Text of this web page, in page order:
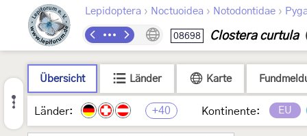
Lepidoptera › Noctuoidea › Notodontidae ›
08698 Clostera curtula
Übersicht Länder Karte
Länder: +40 Kontinente: EU